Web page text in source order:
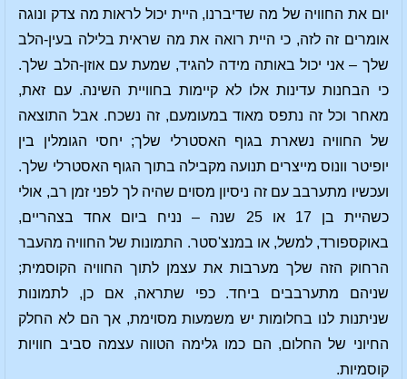
יום את החוויה של מה שדיברנו, היית יכול לראות מה צדק ונוגה
אומרים זה לזה, כי היית רואה את מה שראית בלילה בעין-הלב
שלך – אני יכול באותה מידה להגיד, שמעת עם אוזן-הלב שלך.
כי הבחנות עדינות אלו לא קיימות בחוויית השינה. עם זאת,
מאחר וכל זה נתפס מאוד במעומעם, זה נשכח. אבל התוצאה
של החוויה נשארת בגוף האסטרלי שלך; יחסי הגומלין בין
יופיטר וונוס מייצרים תנועה מקבילה בתוך הגוף האסטרלי שלך.
ועכשיו מתערבב עם זה ניסיון מסוים שהיה לך לפני זמן רב, אולי
כשהיית בן 17 או 25 שנה – נניח ביום אחד בצהריים,
באוקספורד, למשל, או במנצ'סטר. התמונות של החוויה מהעבר
הרחוק הזה שלך מערבות את עצמן לתוך החוויה הקוסמית;
שניהם מתערבבים ביחד. כפי שתראה, אם כן, לתמונות
שניתנות לנו בחלומות יש משמעות מסוימת, אך הם לא החלק
החיוני של החלום, הם כמו גלימה הטווה עצמה סביב חוויות
קוסמיות.